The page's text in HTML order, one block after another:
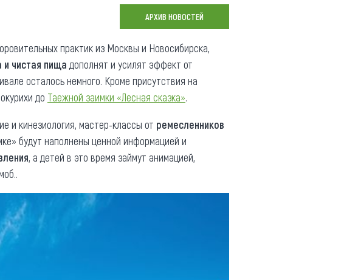
информация
прославившие Алтай
и буклеты
Коллекция впечатлений
Блог путешественника
Видеогалерея
Фотогалерея
АРХИВ НОВОСТЕЙ
практик из Москвы и Новосибирска,
и чистая пища дополнят и усилят эффект от
осталось немного. Кроме присутствия на
до Таежной заимки «Лесная сказка».
и кинезиология, мастер-классы от ремесленников
будут наполнены ценной информацией и
, а детей в это время займут анимацией,